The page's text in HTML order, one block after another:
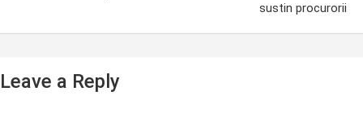
sustin procurorii
Leave a Reply